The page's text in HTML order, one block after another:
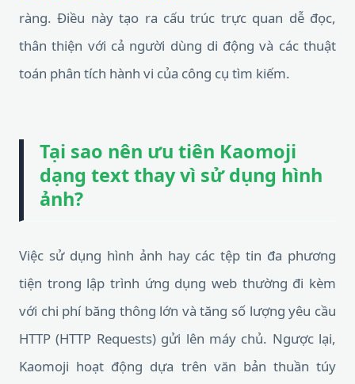
ràng. Điều này tạo ra cấu trúc trực quan dễ đọc,
thân thiện với cả người dùng di động và các thuật
toán phân tích hành vi của công cụ tìm kiếm.
Tại sao nên ưu tiên Kaomoji
dạng text thay vì sử dụng hình
ảnh?
Việc sử dụng hình ảnh hay các tệp tin đa phương
tiện trong lập trình ứng dụng web thường đi kèm
với chi phí băng thông lớn và tăng số lượng yêu cầu
HTTP (HTTP Requests) gửi lên máy chủ. Ngược lại,
Kaomoji hoạt động dựa trên văn bản thuần túy